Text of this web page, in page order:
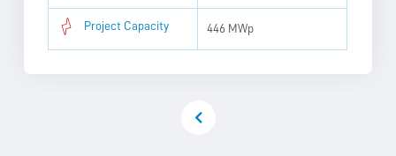
Project Capacity 446 MWp